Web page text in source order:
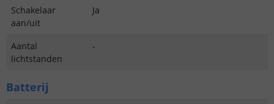
Schakelaar
aan/uit
Ja
Aantal
lichtstanden
-
Batterij